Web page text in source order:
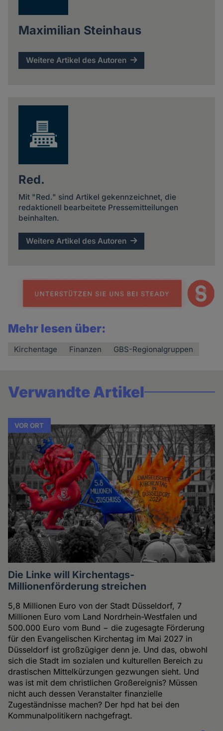
Maximilian Steinhaus
Weitere Artikel des Autoren
Red.
Mit "Red." sind Artikel gekennzeichnet, die
redaktionell bearbeitete Pressemitteilungen
beinhalten.
Weitere Artikel des Autoren
Mehr lesen über:
Kirchentage Finanzen GBS-Regionalgruppen
Verwandte Artikel
VOR ORT
Die Linke will Kirchentags-
Millionenförderung streichen
5,8 Millionen Euro von der Stadt Düsseldorf, 7
Millionen Euro vom Land Nordrhein-Westfalen und
500.000 Euro vom Bund − die zugesagte Förderung
für den Evangelischen Kirchentag im Mai 2027 in
Düsseldorf ist großzügiger denn je. Und das, obwohl
sich die Stadt im sozialen und kulturellen Bereich zu
drastischen Mittelkürzungen gezwungen sieht. Und
was ist mit dem christlichen Großereignis? Müssen
nicht auch dessen Veranstalter finanzielle
Zugeständnisse machen? Der hpd hat bei den
Kommunalpolitikern nachgefragt.